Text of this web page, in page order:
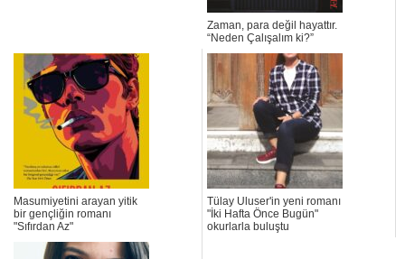
Zaman, para değil hayattır.
“Neden Çalışalım ki?”
Masumiyetini arayan yitik
bir gençliğin romanı
"Sıfırdan Az"
Tülay Uluser'in yeni romanı
"İki Hafta Önce Bugün"
okurlarla buluştu